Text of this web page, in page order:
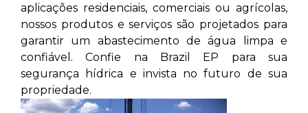
aplicações residenciais, comerciais ou agrícolas,
nossos produtos e serviços são projetados para
garantir um abastecimento de água limpa e
confiável. Confie na Brazil EP para sua
segurança hídrica e invista no futuro de sua
propriedade.